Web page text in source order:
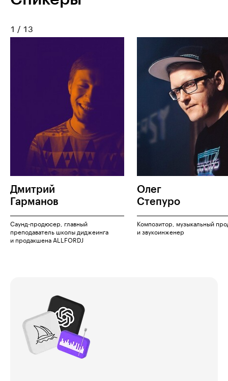
1 / 13
Дмитрий
Гарманов
Саунд-продюсер, главный
преподаватель школы диджеинга
и продакшена ALLFORDJ
Олег
Степуро
Композитор, музыкальный
и звукоинженер